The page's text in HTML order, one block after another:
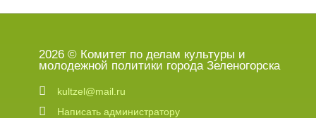
2026 © Комитет по делам культуры и
молодежной политики города Зеленогорска
kultzel@mail.ru
Написать администратору